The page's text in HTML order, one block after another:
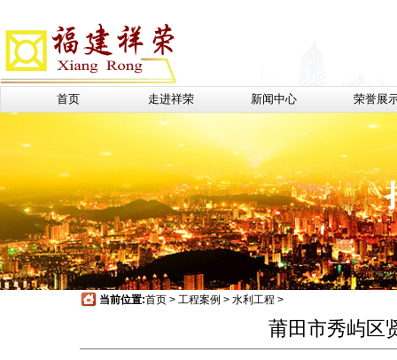
首页 走进祥荣 新闻中心 荣誉展
当前位置:首页> 工程案例 > 水利工程 >
莆田市秀屿区